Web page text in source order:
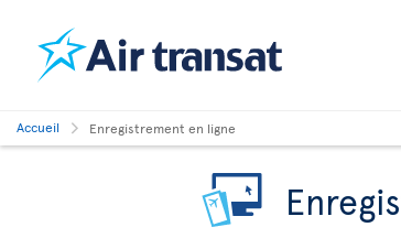
Accueil Enregistrement en ligne